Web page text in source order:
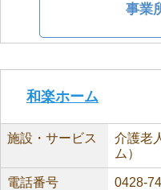
事業
和楽ホーム
施設・サービス
介護老
ム）
電話番号 0428-